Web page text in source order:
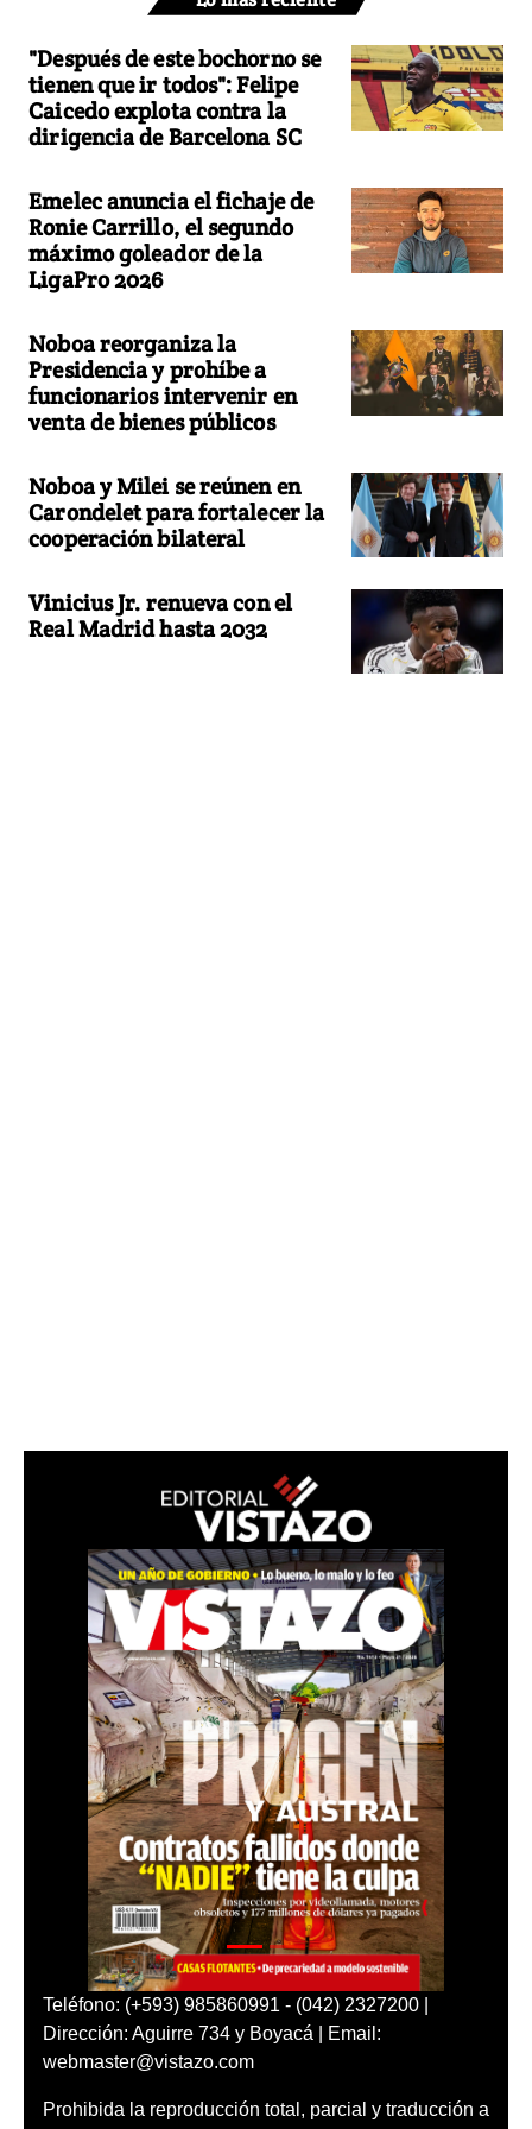
"Después de este bochorno se
tienen que ir todos": Felipe
Caicedo explota contra la
dirigencia de Barcelona SC
Emelec anuncia el fichaje de
Ronie Carrillo, el segundo
máximo goleador de la
LigaPro 2026
Noboa reorganiza la
Presidencia y prohíbe a
funcionarios intervenir en
venta de bienes públicos
Noboa y Milei se reúnen en
Carondelet para fortalecer la
cooperación bilateral
Vinicius Jr. renueva con el
Real Madrid hasta 2032
Teléfono: (+593) 985860991 - (042) 2327200 |
Dirección: Aguirre 734 y Boyacá | Email:
webmaster@vistazo.com
Prohibida la reproducción total, parcial y traducción a